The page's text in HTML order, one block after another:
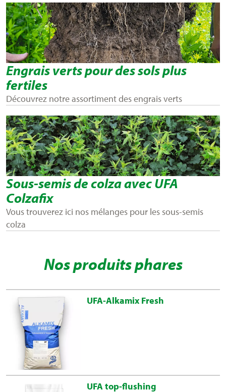
Engrais verts pour des sols plus
fertiles
Découvrez notre assortiment des engrais verts
Sous-semis de colza avec UFA
Colzafix
Vous trouverez ici nos mélanges pour les sous-semis
colza
Nos produits phares
UFA-Alkamix Fresh
UFA top-flushing